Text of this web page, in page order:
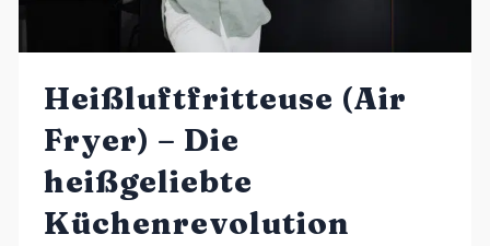
Heißluftfritteuse (Air
Fryer) – Die
heißgeliebte
Küchenrevolution